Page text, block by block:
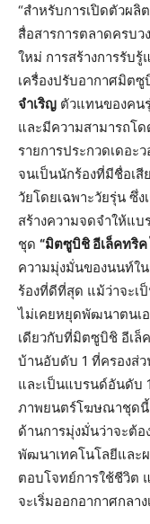
“สำหรับการเปิดตัวผ
สื่อสารการตลาดครบ
ใหม่ การสร้างการรับ
เครื่องปรับอากาศมิต
จำเริญ ตัวแทนของคน
และมีความสามารถโ
รายการประกวดเดอ
จนเป็นนักร้องที่มีชื่อเ
วัยโดยเฉพาะวัยรุ่น ซึ่ง
สร้างความจดจำให้แ
ชุด “มิตซูบิชิ อีเล็คทริ
ความมุ่งมั่นของนนท์ใ
ร้องที่ดีที่สุด แม้ว่าจะเ
ไม่เคยหยุดพัฒนาตนเอ
เดียวกับที่มิตซูบิชิ อีเล็
บ้านอับดับ 1 ที่ครองส่ว
และเป็นแบรนด์อันดับ
ภาพยนตร์โฆษณาชุดนี้
ด้านการมุ่งมั่นว่าจะต้
พัฒนาเทคโนโลยีและ
ตอบโจทย์การใช้ชีวิต
จะเริ่มออกอากาศกลา